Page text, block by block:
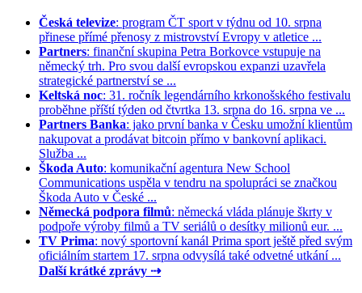
Česká televize: program ČT sport v týdnu od 10. srpna
přinese přímé přenosy z mistrovství Evropy v atletice ...
Partners: finanční skupina Petra Borkovce vstupuje na
německý trh. Pro svou další evropskou expanzi uzavřela
strategické partnerství se ...
Keltská noc: 31. ročník legendárního krkonošského festivalu
proběhne příští týden od čtvrtka 13. srpna do 16. srpna ve ...
Partners Banka: jako první banka v Česku umožní klientům
nakupovat a prodávat bitcoin přímo v bankovní aplikaci.
Služba ...
Škoda Auto: komunikační agentura New School
Communications uspěla v tendru na spolupráci se značkou
Škoda Auto v České ...
Německá podpora filmů: německá vláda plánuje škrty v
podpoře výroby filmů a TV seriálů o desítky milionů eur. ...
TV Prima: nový sportovní kanál Prima sport ještě před svým
oficiálním startem 17. srpna odvysílá také odvetné utkání ...
Další krátké zprávy ⇢